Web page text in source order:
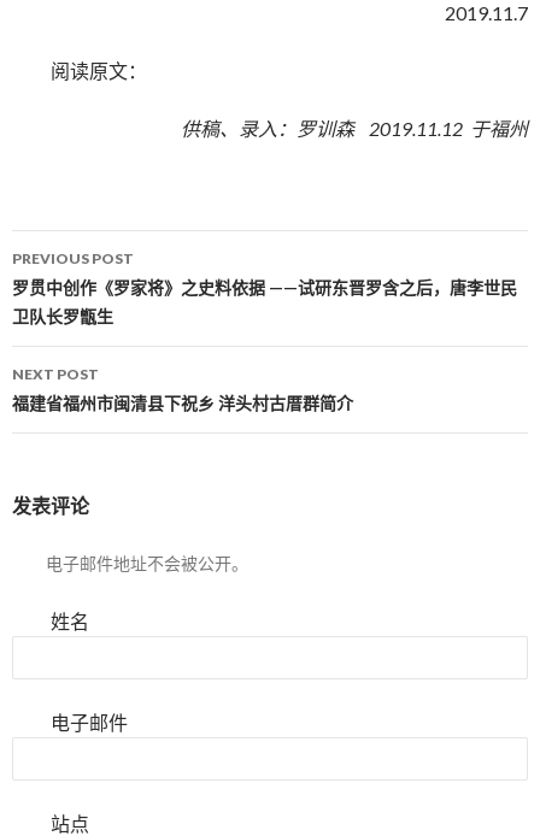
2019.11.7
阅读原文：
供稿、录入：罗训森 2019.11.12 于福州
Post navigation
PREVIOUS POST
罗贯中创作《罗家将》之史料依据 ——试研东晋罗含之后，唐李世民
卫队长罗甑生
NEXT POST
福建省福州市闽清县下祝乡 洋头村古厝群简介
发表评论
电子邮件地址不会被公开。
姓名
电子邮件
站点